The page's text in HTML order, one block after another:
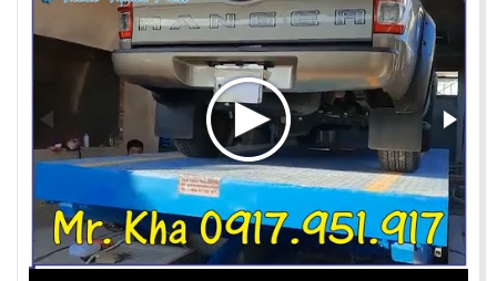
PHƯƠNG PHÁP ĐÓNG HÀNG LÊN
CONTAINER
Chia sẻ bí quyết và phương pháp đóng hàng lên
container một cách hiệu quả nhất
ỨNG DỤNG CỦA BÀN NÂNG THỦY LỰC
Cùng tìm hiểu về ứng dụng của bàn nâng thủy lực
trong các lĩnh vực, ngành nghề.